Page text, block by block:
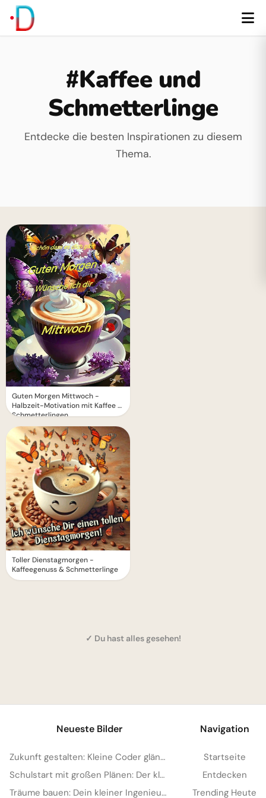
#Kaffee und
Schmetterlinge
Entdecke die besten Inspirationen zu diesem
Thema.
Guten Morgen Mittwoch -
Halbzeit-Motivation mit Kaffee &
Schmetterlingen
Toller Dienstagmorgen -
Kaffeegenuss & Schmetterlinge
✓ Du hast alles gesehen!
Neueste Bilder
Zukunft gestalten: Kleine Coder glänzen für Instagram
Schulstart mit großen Plänen: Der kleine Architekt erobert Pinterest!
Träume bauen: Dein kleiner Ingenieur startet durch – perfekt für WhatsApp!
Navigation
Startseite
Entdecken
Trending Heute